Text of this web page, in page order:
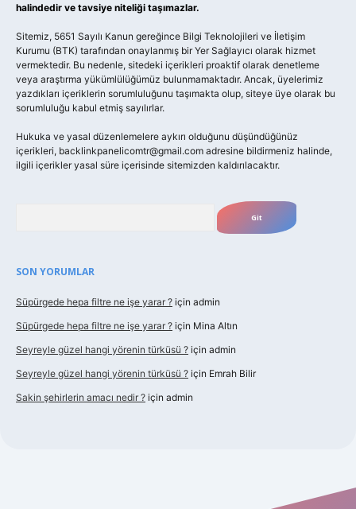
halindedir ve tavsiye niteliği taşımazlar.
Sitemiz, 5651 Sayılı Kanun gereğince Bilgi Teknolojileri ve İletişim
Kurumu (BTK) tarafından onaylanmış bir Yer Sağlayıcı olarak hizmet
vermektedir. Bu nedenle, sitedeki içerikleri proaktif olarak denetleme
veya araştırma yükümlülüğümüz bulunmamaktadır. Ancak, üyelerimiz
yazdıkları içeriklerin sorumluluğunu taşımakta olup, siteye üye olarak bu
sorumluluğu kabul etmiş sayılırlar.
Hukuka ve yasal düzenlemelere aykırı olduğunu düşündüğünüz
içerikleri, backlinkpanelicomtr@gmail.com adresine bildirmeniz halinde,
ilgili içerikler yasal süre içerisinde sitemizden kaldırılacaktır.
SON YORUMLAR
Süpürgede hepa filtre ne işe yarar ? için admin
Süpürgede hepa filtre ne işe yarar ? için Mina Altın
Seyreyle güzel hangi yörenin türküsü ? için admin
Seyreyle güzel hangi yörenin türküsü ? için Emrah Bilir
Sakin şehirlerin amacı nedir ? için admin